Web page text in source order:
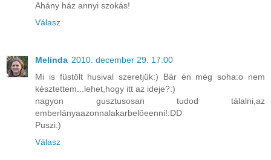
Ahány ház annyi szokás!
Válasz
Melinda 2010. december 29. 17:00
Mi is füstölt husival szeretjük:) Bár én még soha:o nem
késztettem...lehet,hogy itt az ideje?:)
nagyon gusztusosan tudod tálalni,az
emberlányaazonnalakarbelőeenni!:DD
Puszi:)
Válasz